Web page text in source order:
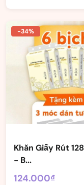
-34%
Khăn Giấy Rút
- B...
124.000₫